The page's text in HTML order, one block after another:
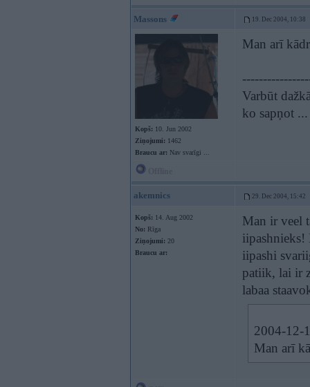
Massons 19. Dec 2004, 10:38
Kopš: 10. Jun 2002
Ziņojumi: 1462
Braucu ar: Nav svarīgi ...
Man arī
Varbūt
ko sapņot ...
akemnics 29. Dec 2004, 15:42
Kopš: 14. Aug 2002
No: Rīga
Ziņojumi: 20
Braucu ar:
Man ir veel
iipashnieks!
iipashi
patiik, lai ir
labaa
2004-12-
Man arī